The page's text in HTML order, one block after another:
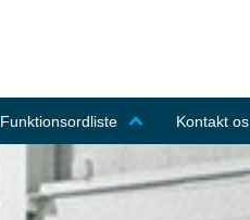
Funktionsordliste Kontakt os